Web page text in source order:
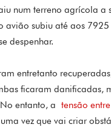
num terreno agrícola
subiu até aos
despenhar.​
entretanto
ficaram danificadas,
entanto, a tensão
vez que vai criar